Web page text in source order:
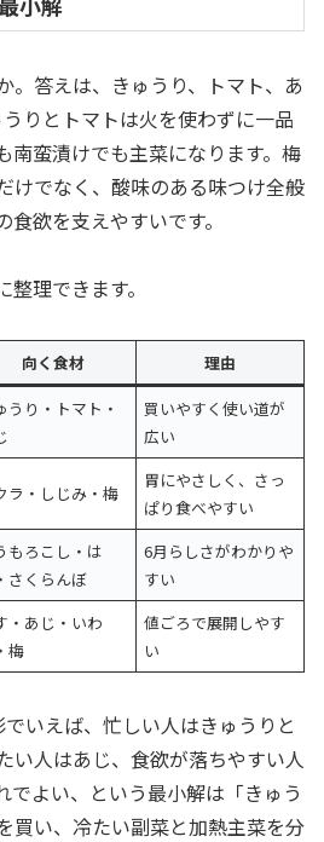
。答えは、きゅうり、トマト、あ
りとトマトは火を使わずに一品
南蛮漬けでも主菜になります。梅
けでなく、酸味のある味つけ全般
欲を支えやすいです。
理できます。
向く食材 理由
うり・トマト・
買いやすく使い道が
広い
ラ・しじみ・梅
胃にやさしく、さっ
ぱり食べやすい
もろこし・は
さくらんぼ
6月らしさがわかりや
すい
・あじ・いわ
梅
値ごろで展開しやす
い
いえば、忙しい人はきゅうりと
い人はあじ、食欲が落ちやすい人
でよい、という最小解は「きゅう
買い、冷たい副菜と加熱主菜を分